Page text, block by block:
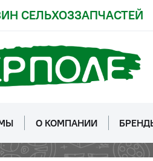
СЕЛЬХОЗЗАПЧАСТЕЙ
О КОМПАНИИ